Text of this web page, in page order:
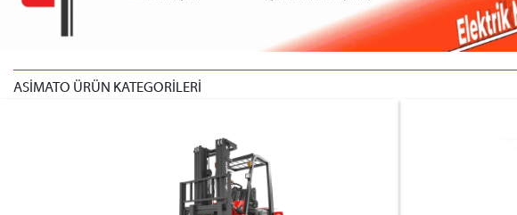
ASİMATO ÜRÜN KATEGORİLERİ